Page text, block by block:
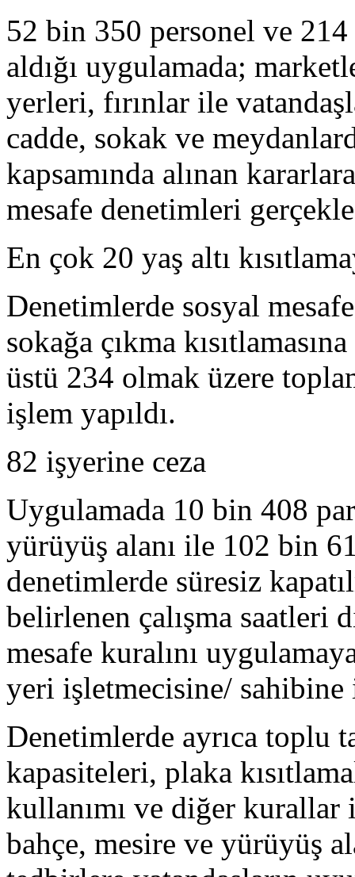
52 bin 350 personel ve
aldığı uygulamada;
yerleri, fırınlar ile
cadde, sokak ve
kapsamında alınan
mesafe denetimleri
En çok 20 yaş altı
Denetimlerde sosyal
sokağa çıkma
üstü 234 olmak üzere
işlem yapıldı.
82 işyerine ceza
Uygulamada 10 bin 408
yürüyüş alanı ile 102 bin
denetimlerde süresiz
belirlenen çalışma saatleri
mesafe kuralını
yeri işletmecisine/
Denetimlerde ayrıca toplu
kapasiteleri, plaka
kullanımı ve diğer
bahçe, mesire ve yürüyüş